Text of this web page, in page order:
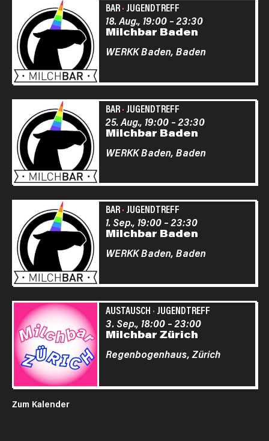
BAR· JUGENDTREFF
Milchbar Baden
18. Aug., 19:00–23:30
WERKK Baden, Baden
BAR· JUGENDTREFF
Milchbar Baden
25. Aug., 19:00–23:30
WERKK Baden, Baden
BAR· JUGENDTREFF
Milchbar Baden
1. Sep., 19:00–23:30
WERKK Baden, Baden
AUSTAUSCH · JUGENDTREFF
Milchbar Zürich
3. Sep., 18:00–23:00
Regenbogenhaus, Zürich
Zum Kalender